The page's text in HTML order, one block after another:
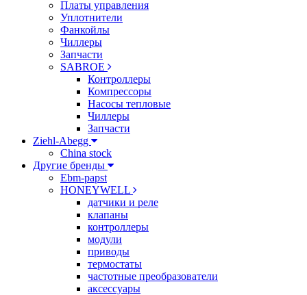
Платы управления
Уплотнители
Фанкойлы
Чиллеры
Запчасти
SABROE
Контроллеры
Компрессоры
Насосы тепловые
Чиллеры
Запчасти
Ziehl-Abegg
China stock
Другие бренды
Ebm-papst
HONEYWELL
датчики и реле
клапаны
контроллеры
модули
приводы
термостаты
частотные преобразователи
аксессуары